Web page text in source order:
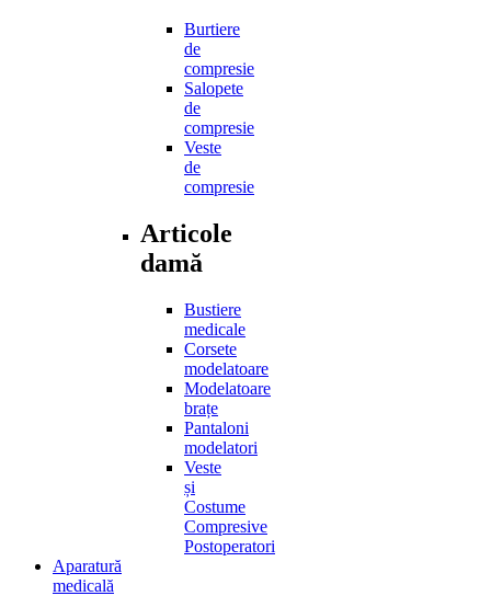
Burtiere
de
compresie
Salopete
de
compresie
Veste
de
compresie
Articole
damă
Bustiere
medicale
Corsete
modelatoare
Modelatoare
brațe
Pantaloni
modelatori
Veste
și
Costume
Compresive
Postoperatori
Aparatură
medicală